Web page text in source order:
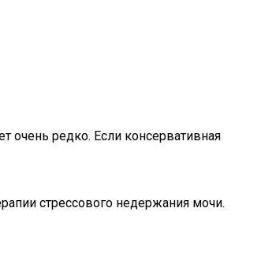
очень редко. Если консервативная
стрессового недержания мочи.